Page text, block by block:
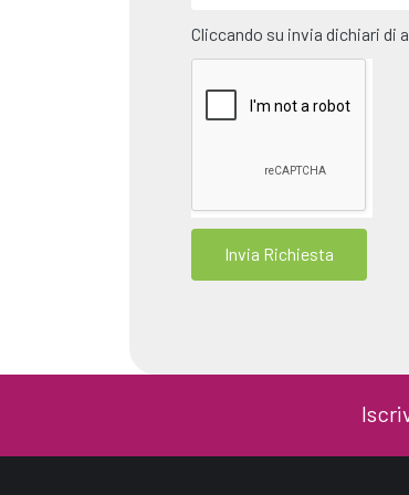
Cliccando su invia dichiari di
Invia Richiesta